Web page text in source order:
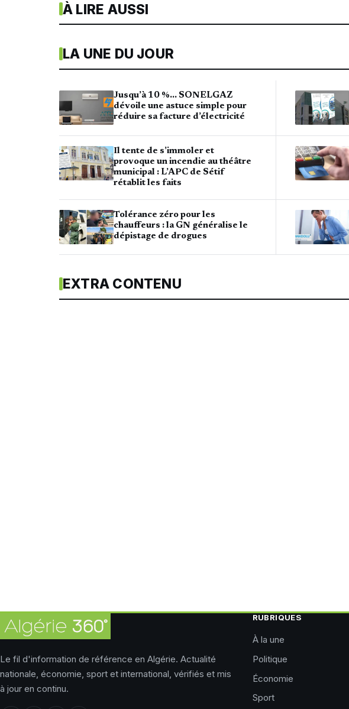
À LIRE AUSSI
LA UNE DU JOUR
Jusqu’à 10 %… SONELGAZ
dévoile une astuce simple pour
réduire sa facture d’électricité
Il tente de s’immoler et
provoque un incendie au théâtre
municipal : L’APC de Sétif
rétablit les faits
Tolérance zéro pour les
chauffeurs : la GN généralise le
dépistage de drogues
EXTRA CONTENU
Le fil d'information de référence en Algérie. Actualité
nationale, économie, sport et international, vérifiés et mis
à jour en continu.
RUBRIQUES
À la une
Politique
Économie
Sport